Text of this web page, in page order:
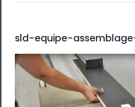
sld-equipe-